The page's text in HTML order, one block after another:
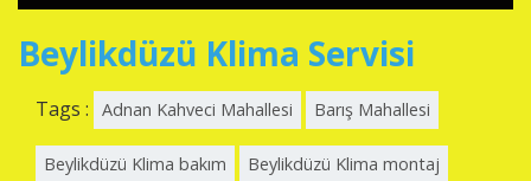
Beylikdüzü Klima Servisi
Tags : Adnan Kahveci Mahallesi Barış Mahallesi
Beylikdüzü Klima bakım Beylikdüzü Klima montaj